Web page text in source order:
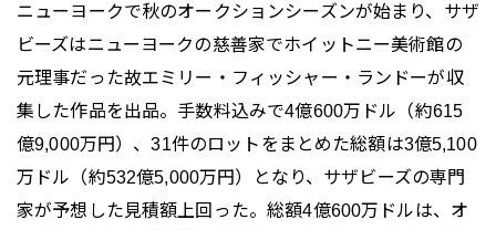
ニューヨークで秋のオークションシーズンが始まり、サザ
ビーズはニューヨークの慈善家でホイットニー美術館の
元理事だった故エミリー・フィッシャー・ランドーが収
集した作品を出品。手数料込みで4億600万ドル（約615
億9,000万円）、31件のロットをまとめた総額は3億5,100
万ドル（約532億5,000万円）となり、サザビーズの専門
家が予想した見積額上回った。総額4億600万ドルは、オ